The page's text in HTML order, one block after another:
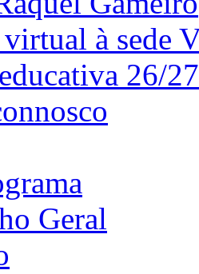
26/27
Geral